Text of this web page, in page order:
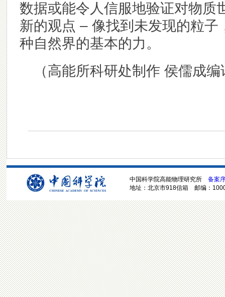
数据或能令人信服地验证对物质
新的观点 – 像找到未发现的粒
种自然界的基本的力。
（高能所科研处制作 侯儒成编
中国科学院高能物理研究所 备案
地址：北京市918信箱 邮编：